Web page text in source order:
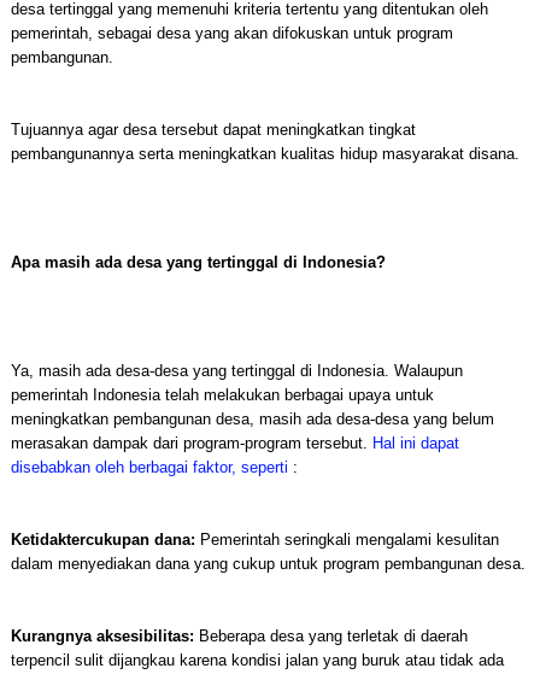
desa tertinggal yang memenuhi kriteria tertentu yang ditentukan oleh
pemerintah, sebagai desa yang akan difokuskan untuk program
pembangunan.
Tujuannya agar desa tersebut dapat meningkatkan tingkat
pembangunannya serta meningkatkan kualitas hidup masyarakat disana.
Apa masih ada desa yang tertinggal di Indonesia?
Ya, masih ada desa-desa yang tertinggal di Indonesia. Walaupun
pemerintah Indonesia telah melakukan berbagai upaya untuk
meningkatkan pembangunan desa, masih ada desa-desa yang belum
merasakan dampak dari program-program tersebut. Hal ini dapat
disebabkan oleh berbagai faktor, seperti :
Ketidaktercukupan dana: Pemerintah seringkali mengalami kesulitan
dalam menyediakan dana yang cukup untuk program pembangunan desa.
Kurangnya aksesibilitas: Beberapa desa yang terletak di daerah
terpencil sulit dijangkau karena kondisi jalan yang buruk atau tidak ada